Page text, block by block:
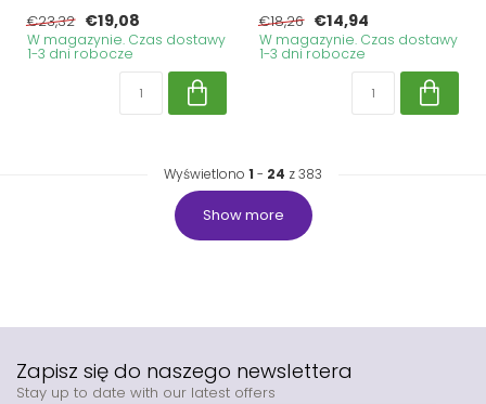
€23,32 €19,08
W magazynie. Czas dostawy
1-3 dni robocze
€18,26 €14,94
W magazynie. Czas dostawy
1-3 dni robocze
Wyświetlono 1 - 24 z 383
Show more
Zapisz się do naszego newslettera
Stay up to date with our latest offers